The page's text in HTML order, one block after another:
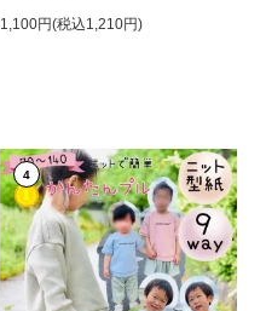
1,100円(税込1,210円)
4